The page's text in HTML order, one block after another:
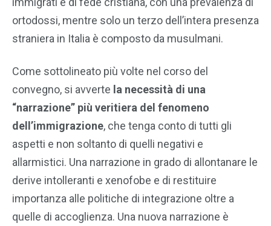
ortodossi, mentre solo un terzo dell’intera presenza
straniera in Italia è composto da musulmani.
Come sottolineato più volte nel corso del
convegno, si avverte la necessità di una
“narrazione” più veritiera del fenomeno
dell’immigrazione, che tenga conto di tutti gli
aspetti e non soltanto di quelli negativi e
allarmistici. Una narrazione in grado di allontanare le
derive intolleranti e xenofobe e di restituire
importanza alle politiche di integrazione oltre a
quelle di accoglienza. Una nuova narrazione è